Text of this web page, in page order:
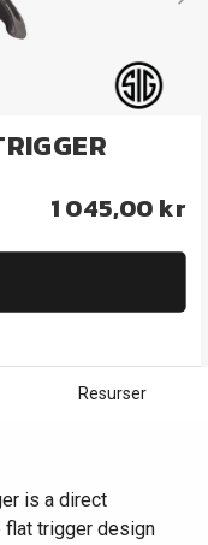
1 045,00 kr
Resurser
is a direct
flat trigger design